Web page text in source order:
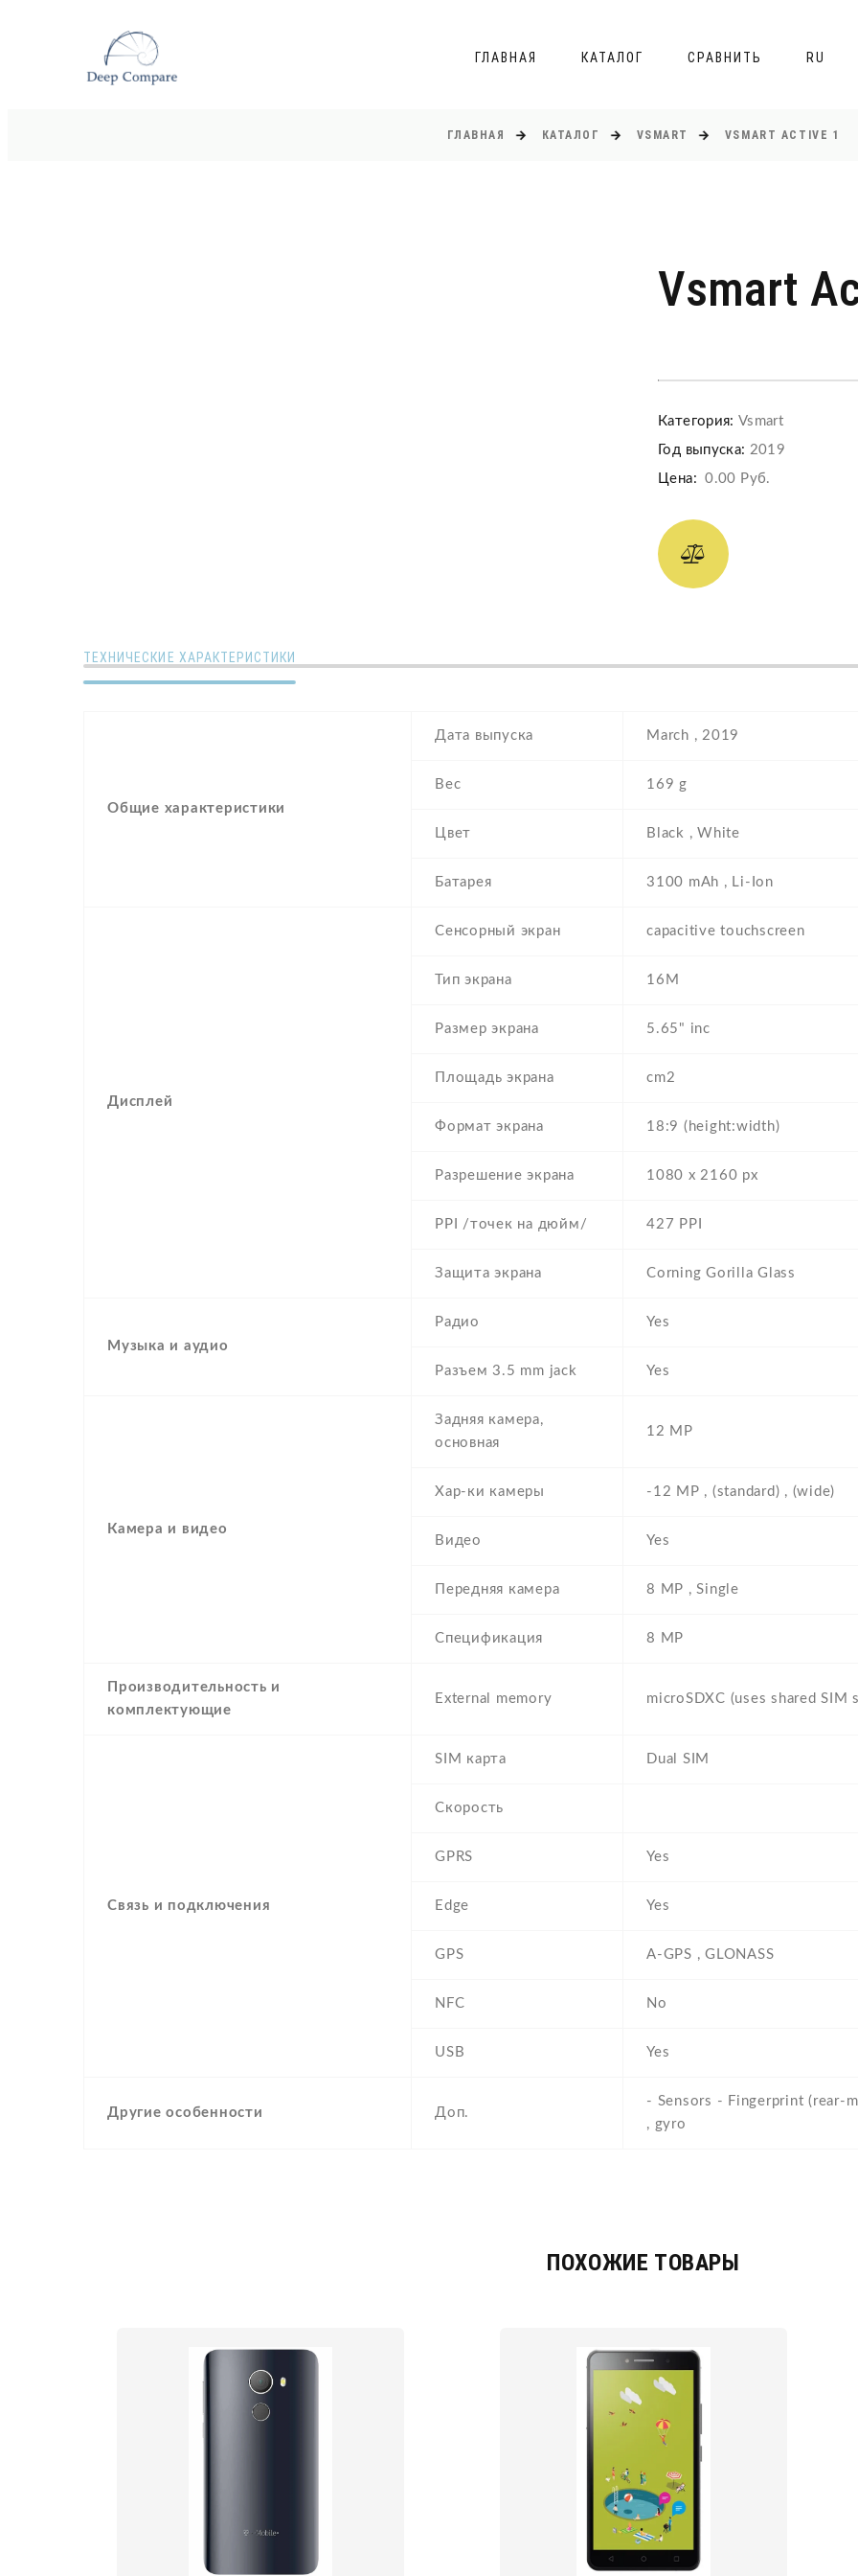
ГЛАВНАЯ КАТАЛОГ СРАВНИТЬ RU
ГЛАВНАЯ КАТАЛОГ VSMART VSMART ACTIVE 1
Vsmart
Категория: Vsmart
Год выпуска: 2019
Цена: 0.00 Руб.
ТЕХНИЧЕСКИЕ ХАРАКТЕРИСТИКИ
Общие характеристики
Дата выпуска March , 2019
Вес 169 g
Цвет Black , White
Батарея 3100 mAh , Li-Ion
Дисплей
Сенсорный экран capacitive touchscreen
Тип экрана 16M
Размер экрана 5.65" inc
Площадь экрана cm2
Формат экрана 18:9 (height:width)
Разрешение экрана 1080 x 2160 px
PPI /точек на дюйм/ 427 PPI
Защита экрана Corning Gorilla Glass
Музыка и аудио
Радио Yes
Разъем 3.5 mm jack Yes
Камера и видео
Задняя камера,
основная
12 MP
Хар-ки камеры -12 MP , (standard) , (wide)
Видео Yes
Передняя камера 8 MP , Single
Спецификация 8 MP
Производительность и
комплектующие
External memory microSDXC (uses shared SIM
Связь и подключения
SIM карта Dual SIM
Скорость
GPRS Yes
Edge Yes
GPS A-GPS , GLONASS
NFC No
USB Yes
Другие особенности Доп.
- Sensors - Fingerprint (rear-
, gyro
ПОХОЖИЕ ТОВАРЫ